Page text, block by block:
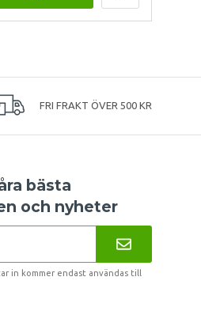
FRI FRAKT ÖVER 500 KR
bästa
och nyheter
in kommer endast användas till